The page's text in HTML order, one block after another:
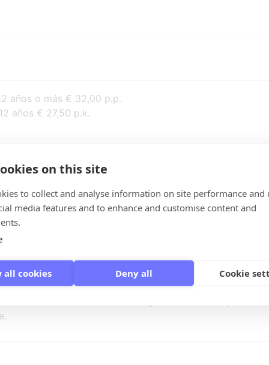
años o más € 32,00 p.p.
años € 27,50 p.k.
de Giethoorn
por Giethoorn
del almuerzo"
¿Prefiere primero un presupuesto o tiene alguna
la solicitud (de información) y recibirá una respuesta
on this site
to collect and analyse information on site performance and
media features and to enhance and customise content and
all cookies Deny all Cookie